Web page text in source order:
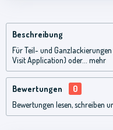
Beschreibung
Für Teil- und
Visit Application) oder...
mehr
Bewertungen
0
Bewertungen lesen, schreiben